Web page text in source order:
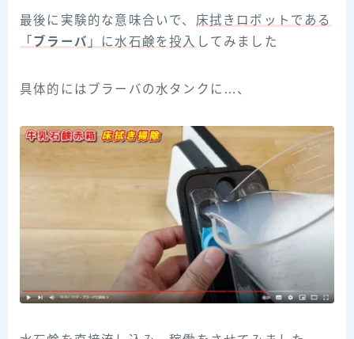
最後に実験的な意味合いで、 床拭きロボットである
「 ブラーバ 」に水石鹸を投入 してみました
具体的にはブラーバの水タンクに…、